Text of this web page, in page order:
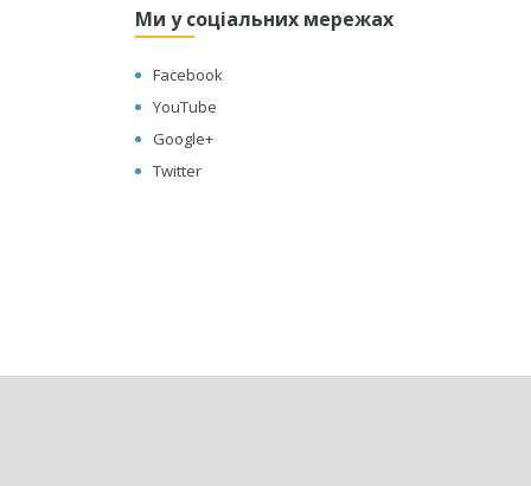
Ми у соціальних мережах
Facebook
YouTube
Google+
Twitter